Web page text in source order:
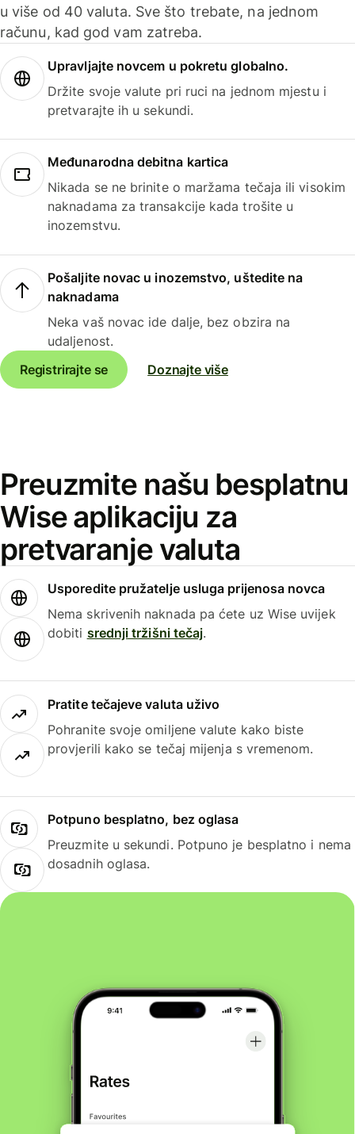
u više od 40 valuta. Sve što trebate, na jednom
računu, kad god vam zatreba.
Upravljajte novcem u pokretu globalno.
Držite svoje valute pri ruci na jednom mjestu i
pretvarajte ih u sekundi.
Međunarodna debitna kartica
Nikada se ne brinite o maržama tečaja ili visokim
naknadama za transakcije kada trošite u
inozemstvu.
Pošaljite novac u inozemstvo, uštedite na
naknadama
Neka vaš novac ide dalje, bez obzira na
udaljenost.
Registrirajte se
Doznajte više
Preuzmite našu besplatnu
Wise aplikaciju za
pretvaranje valuta
Usporedite pružatelje usluga prijenosa novca
Nema skrivenih naknada pa ćete uz Wise uvijek
dobiti srednji tržišni tečaj.
Pratite tečajeve valuta uživo
Pohranite svoje omiljene valute kako biste
provjerili kako se tečaj mijenja s vremenom.
Potpuno besplatno, bez oglasa
Preuzmite u sekundi. Potpuno je besplatno i nema
dosadnih oglasa.